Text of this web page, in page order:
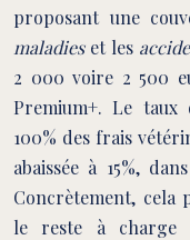
proposant une
maladieset les
2 000 voire 2 500
Premium+. Le taux
100% des frais
abaissée à 15%,
Concrètement, cela
le reste à charge